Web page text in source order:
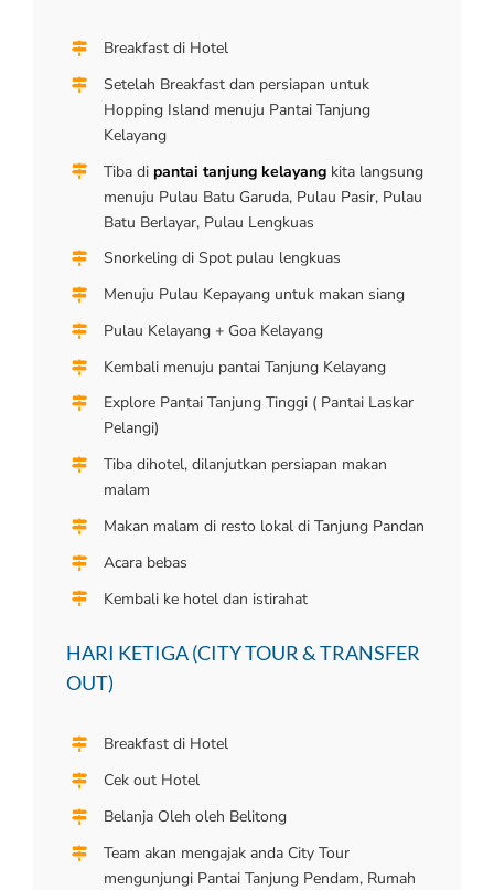
Breakfast di Hotel
Setelah Breakfast dan persiapan untuk
Hopping Island menuju Pantai Tanjung
Kelayang
Tiba di pantai tanjung kelayangkita langsung
menuju Pulau Batu Garuda, Pulau Pasir, Pulau
Batu Berlayar, Pulau Lengkuas
Snorkeling di Spot pulau lengkuas
Menuju Pulau Kepayang untuk makan siang
Pulau Kelayang + Goa Kelayang
Kembali menuju pantai Tanjung Kelayang
Explore Pantai Tanjung Tinggi ( Pantai Laskar
Pelangi)
Tiba dihotel, dilanjutkan persiapan makan
malam
Makan malam di resto lokal di Tanjung Pandan
Acara bebas
Kembali ke hotel dan istirahat
HARI KETIGA (CITY TOUR & TRANSFER
OUT)
Breakfast di Hotel
Cek out Hotel
Belanja Oleh oleh Belitong
Team akan mengajak anda City Tour
mengunjungi Pantai Tanjung Pendam, Rumah